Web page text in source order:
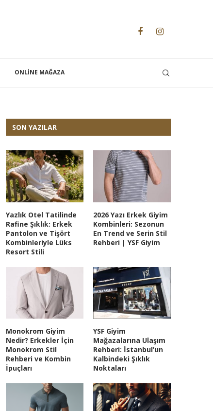
ONLINE MAĞAZA
SON YAZILAR
Yazlık Otel Tatilinde
Rafine Şıklık: Erkek
Pantolon ve Tişört
Kombinleriyle Lüks
Resort Stili
2026 Yazı Erkek Giyim
Kombinleri: Sezonun
En Trend ve Serin Stil
Rehberi | YSF Giyim
Monokrom Giyim
Nedir? Erkekler İçin
Monokrom Stil
Rehberi ve Kombin
İpuçları
YSF Giyim
Mağazalarına Ulaşım
Rehberi: İstanbul’un
Kalbindeki Şıklık
Noktaları